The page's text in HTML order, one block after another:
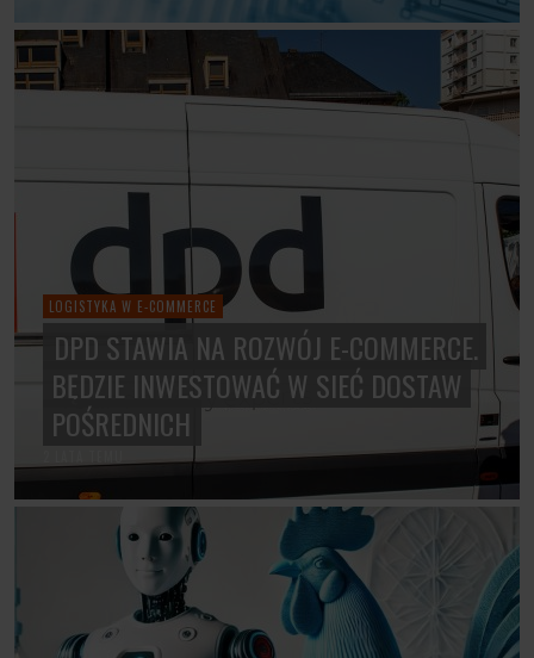
LOGISTYKA W E-COMMERCE
DPD STAWIA NA ROZWÓJ E-COMMERCE.
BĘDZIE INWESTOWAĆ W SIEĆ DOSTAW
POŚREDNICH